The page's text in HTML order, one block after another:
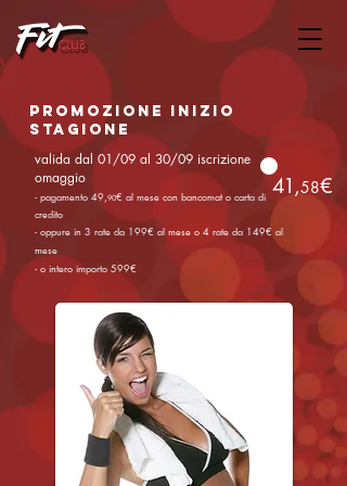
promozione Inizio
stagione
valida dal 01/09 al 30/09 iscrizione
omaggio
- pagamento 49,90€ al mese con bancomat o carta di
credito
- oppure in 3 rate da 199€ al mese o 4 rate da 149€ al
mese
- o intero importo 599€
41,58€